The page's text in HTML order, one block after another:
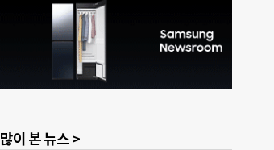
많이 본 뉴스 >